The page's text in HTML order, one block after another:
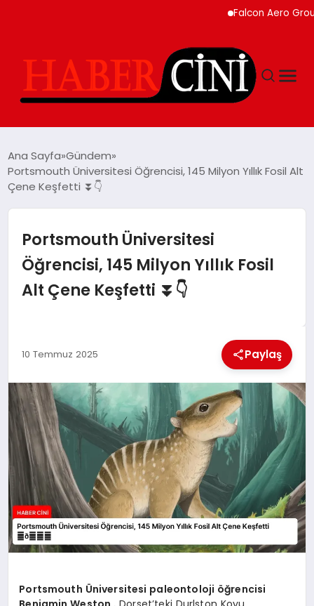
Falcon Aero Group,
YAŞAM
GÜNCEL
TEKNOLOJI
GENEL
EKONOMI
YEREL HABERLER
GÜNDEM
Ana Sayfa Gündem
Portsmouth Üniversitesi Öğrencisi, 145 Milyon Yıllık Fosil Alt
Çene Keşfetti ⏬👇
Portsmouth Üniversitesi
Öğrencisi, 145 Milyon Yıllık Fosil
Alt Çene Keşfetti ⏬👇
10 Temmuz 2025 Paylaş
Portsmouth Üniversitesi paleontoloji öğrencisi